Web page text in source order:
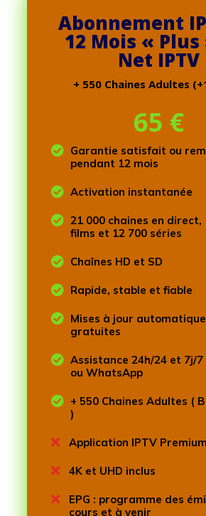
Abonnement
12 Mois «
Net IPTV
+ 550 Chaines Adultes
65 €
 Garantie satisfait ou
pendant 12 mois
 Activation instantanée
 21 000 chaines en direct,
films et 12 700 séries
 Chaînes HD et SD
 Rapide, stable et fiable
 Mises à jour
gratuites
 Assistance 24h/24 et 7j/
ou WhatsApp
 + 550 Chaines Adultes (
)
 Application IPTV
 4K et UHD inclus

EPG : programme des
cours et à venir